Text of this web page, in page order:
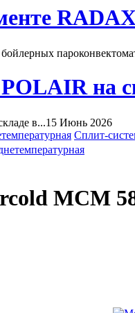
на
в...15 Июнь 2026
Сплит-
МСМ